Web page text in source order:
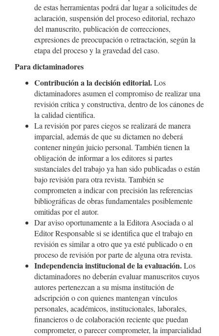
de estas herramientas podrá dar lugar a solicitudes de
aclaración, suspensión del proceso editorial, rechazo
del manuscrito, publicación de correcciones,
expresiones de preocupación o retractación, según la
etapa del proceso y la gravedad del caso.
Para dictaminadores
Contribución a la decisión editorial.Los
dictaminadores asumen el compromiso de realizar una
revisión crítica y constructiva, dentro de los cánones de
la calidad científica.
La revisión por pares ciegos se realizará de manera
imparcial, además de que su dictamen no deberá
contener ningún juicio personal. También tienen la
obligación de informar a los editores si partes
sustanciales del trabajo ya han sido publicadas o están
bajo revisión para otra revista. También se
comprometen a indicar con precisión las referencias
bibliográficas de obras fundamentales posiblemente
omitidas por el autor.
Dar aviso oportunamente a la Editora Asociada o al
Editor Responsable si se identifica que el trabajo en
revisión es similar a otro que ya esté publicado o en
proceso de revisión por parte de alguna otra revista.
Independencia institucional de la evaluación.Los
dictaminadores no deberán evaluar manuscritos cuyos
autores pertenezcan a su misma institución de
adscripción o con quienes mantengan vínculos
personales, académicos, institucionales, laborales,
financieros o de colaboración reciente que puedan
comprometer, o parecer comprometer, la imparcialidad